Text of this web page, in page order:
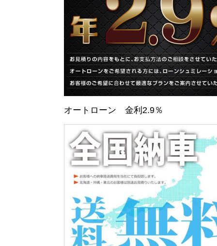
オートローン 金利2.9％